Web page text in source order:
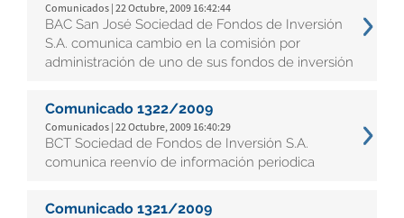
Comunicados | 22 Octubre, 2009 16:42:44
BAC San José Sociedad de Fondos de Inversión
S.A. comunica cambio en la comisión por
administración de uno de sus fondos de inversión
Comunicado 1322/2009
Comunicados | 22 Octubre, 2009 16:40:29
BCT Sociedad de Fondos de Inversión S.A.
comunica reenvío de información periodica
Comunicado 1321/2009